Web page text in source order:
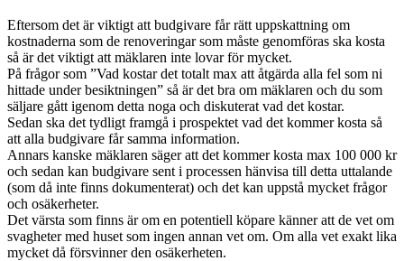
Eftersom det är viktigt att budgivare får rätt uppskattning om
kostnaderna som de renoveringar som måste genomföras ska kosta
så är det viktigt att mäklaren inte lovar för mycket.
På frågor som ”Vad kostar det totalt max att åtgärda alla fel som ni
hittade under besiktningen” så är det bra om mäklaren och du som
säljare gått igenom detta noga och diskuterat vad det kostar.
Sedan ska det tydligt framgå i prospektet vad det kommer kosta så
att alla budgivare får samma information.
Annars kanske mäklaren säger att det kommer kosta max 100 000 kr
och sedan kan budgivare sent i processen hänvisa till detta uttalande
(som då inte finns dokumenterat) och det kan uppstå mycket frågor
och osäkerheter.
Det värsta som finns är om en potentiell köpare känner att de vet om
svagheter med huset som ingen annan vet om. Om alla vet exakt lika
mycket då försvinner den osäkerheten.